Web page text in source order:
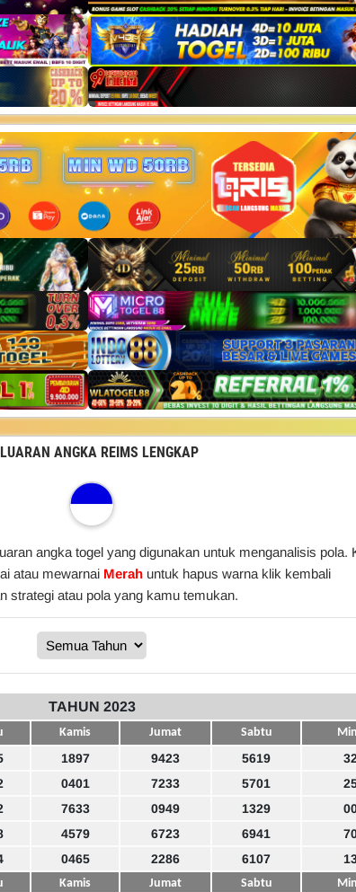
ANGKA REIMS LENGKAP
angka togel yang digunakan untuk menganalisis pola.
atau mewarnai Merah untuk hapus warna klik kembali
strategi atau pola yang kamu temukan.
TAHUN 2023
Kamis Jumat Sabtu
1897 9423 5619
0401 7233 5701
7633 0949 1329
4579 6723 6941
0465 2286 6107
Kamis Jumat Sabtu